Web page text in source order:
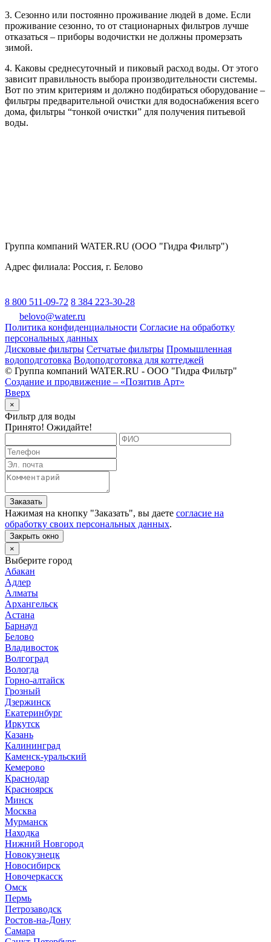
3. Сезонно или постоянно проживание людей в доме. Если
проживание сезонно, то от стационарных фильтров лучше
отказаться – приборы водочистки не должны промерзать
зимой.
4. Каковы среднесуточный и пиковый расход воды. От этого
зависит правильность выбора производительности системы.
Вот по этим критериям и должно подбираться оборудование –
фильтры предварительной очистки для водоснабжения всего
дома, фильтры “тонкой очистки” для получения питьевой
воды.
Группа компаний WATER.RU (ООО "Гидра Фильтр")
Адрес филиала: Россия, г. Белово
8 800 511-09-72 8 384 223-30-28
belovo@water.ru
Политика конфиденциальности Согласие на обработку
персональных данных
Дисковые фильтры Сетчатые фильтры Промышленная
водоподготовка Водоподготовка для коттеджей
© Группа компаний WATER.RU - ООО "Гидра Фильтр"
Создание и продвижение – «Позитив Арт»
Вверх
×
Фильтр для воды
Принято! Ожидайте!
Заказать
Нажимая на кнопку "Заказать", вы даете согласие на
обработку своих персональных данных.
Закрыть окно
×
Выберите город
Абакан
Адлер
Алматы
Архангельск
Астана
Барнаул
Белово
Владивосток
Волгоград
Вологда
Горно-алтайск
Грозный
Дзержинск
Екатеринбург
Иркутск
Казань
Калининград
Каменск-уральский
Кемерово
Краснодар
Красноярск
Минск
Москва
Мурманск
Находка
Нижний Новгород
Новокузнецк
Новосибирск
Новочеркасск
Омск
Пермь
Петрозаводск
Ростов-на-Дону
Самара